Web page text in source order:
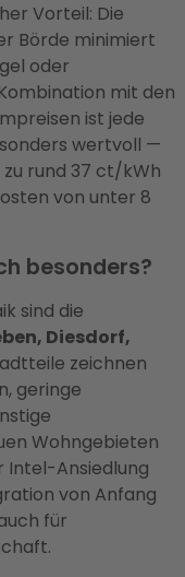
Vorteil: Die
Börde minimiert
oder
mit den
ist jede
wertvoll —
rund 37 ct/kWh
von unter 8
besonders?
sind die
Diesdorf,
zeichnen
geringe
Wohngebieten
Intel-Ansiedlung
von Anfang
für